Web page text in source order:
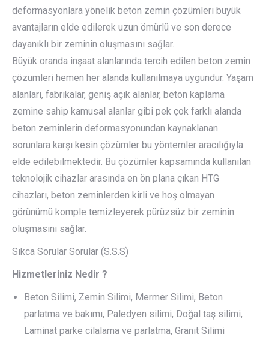
deformasyonlara yönelik beton zemin çözümleri büyük
avantajların elde edilerek uzun ömürlü ve son derece
dayanıklı bir zeminin oluşmasını sağlar.
Büyük oranda inşaat alanlarında tercih edilen beton zemin
çözümleri hemen her alanda kullanılmaya uygundur. Yaşam
alanları, fabrikalar, geniş açık alanlar, beton kaplama
zemine sahip kamusal alanlar gibi pek çok farklı alanda
beton zeminlerin deformasyonundan kaynaklanan
sorunlara karşı kesin çözümler bu yöntemler aracılığıyla
elde edilebilmektedir. Bu çözümler kapsamında kullanılan
teknolojik cihazlar arasında en ön plana çıkan HTG
cihazları, beton zeminlerden kirli ve hoş olmayan
görünümü komple temizleyerek pürüzsüz bir zeminin
oluşmasını sağlar.
Sıkca Sorular Sorular (S.S.S)
Hizmetleriniz Nedir ?
Beton Silimi, Zemin Silimi, Mermer Silimi, Beton
parlatma ve bakımı, Paledyen silimi, Doğal taş silimi,
Laminat parke cilalama ve parlatma, Granit Silimi